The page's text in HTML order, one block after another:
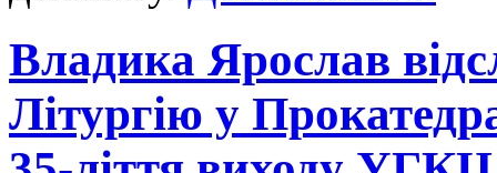
Владика Ярослав
Літургію у